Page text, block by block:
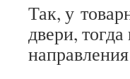
Так, у
двери,